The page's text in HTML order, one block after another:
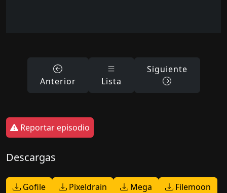
Anterior Lista
Siguiente
Reportar episodio
Descargas
Gofile Pixeldrain Mega Filemoon